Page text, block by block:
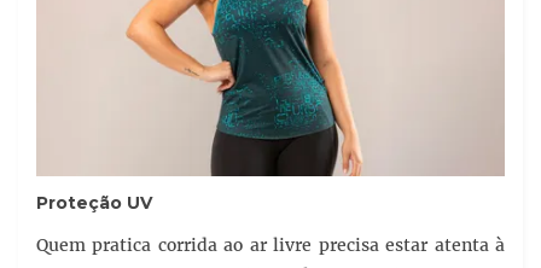
Proteção UV
Quem pratica corrida ao ar livre precisa estar atenta à